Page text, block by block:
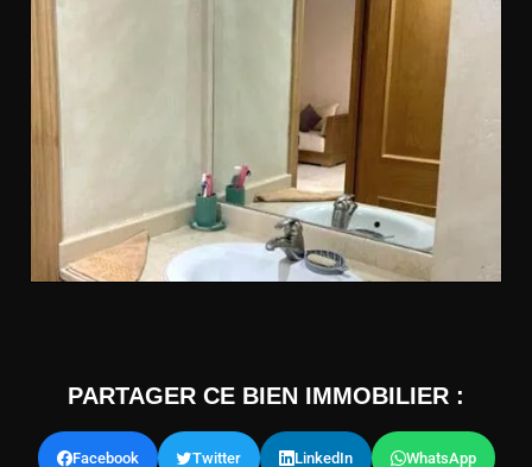
PARTAGER CE BIEN IMMOBILIER :
Facebook Twitter LinkedIn WhatsApp